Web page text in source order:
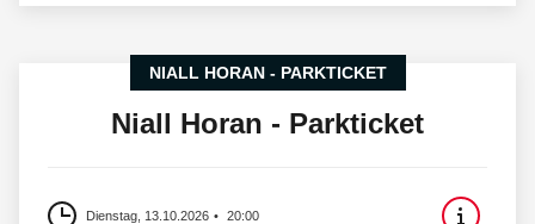
NIALL HORAN - PARKTICKET
Niall Horan - Parkticket
Dienstag, 13.10.2026 20:00